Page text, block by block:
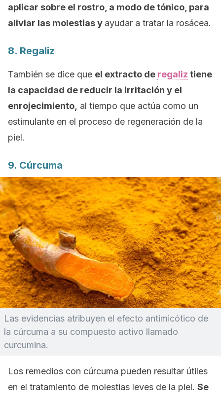
aplicar sobre el rostro, a modo de tónico, para
aliviar las molestias y ayudar a tratar la rosácea.
8. Regaliz
También se dice que el extracto de regaliz tiene
la capacidad de reducir la irritación y el
enrojecimiento, al tiempo que actúa como un
estimulante en el proceso de regeneración de la
piel.
9. Cúrcuma
Las evidencias atribuyen el efecto antimicótico de
la cúrcuma a su compuesto activo llamado
curcumina.
Los remedios con cúrcuma pueden resultar útiles
en el tratamiento de molestias leves de la piel. Se